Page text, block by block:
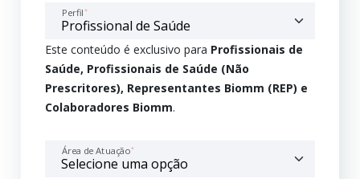
Perfil*
Este conteúdo é exclusivo para Profissionais de
Saúde, Profissionais de Saúde (Não
Prescritores), Representantes Biomm (REP) e
Colaboradores Biomm.
Área de Atuação*